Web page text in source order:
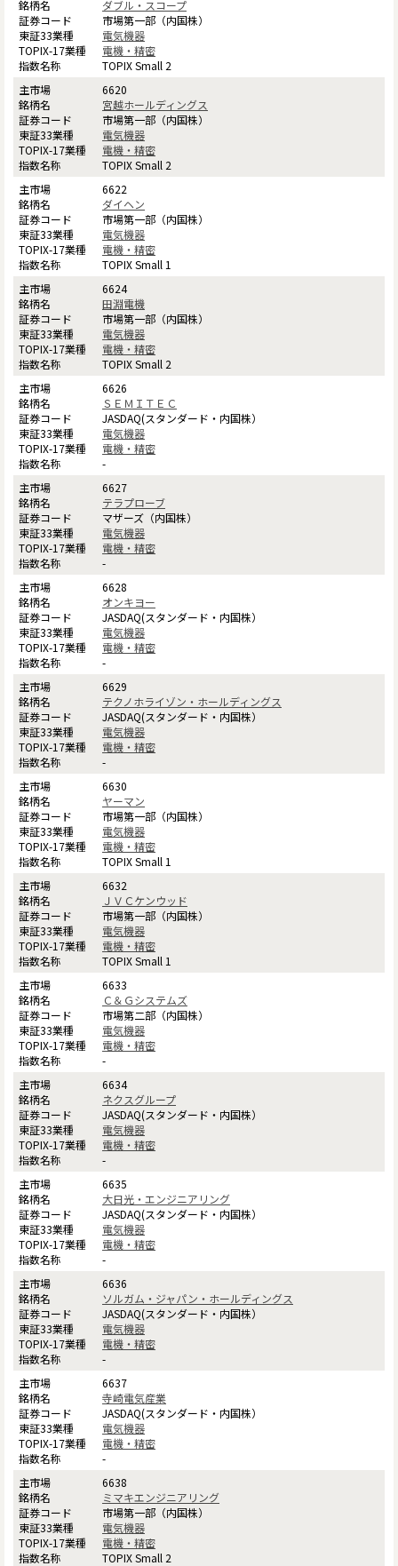
ダブル・スコープ
市場第一部（内国株）
電気機器
電機・精密
TOPIX Small 2
6620
宮越ホールディングス
市場第一部（内国株）
電気機器
電機・精密
TOPIX Small 2
6622
ダイヘン
市場第一部（内国株）
電気機器
電機・精密
TOPIX Small 1
6624
田淵電機
市場第一部（内国株）
電気機器
電機・精密
TOPIX Small 2
6626
ＳＥＭＩＴＥＣ
JASDAQ(スタンダード・内国株）
電気機器
電機・精密
-
6627
テラプローブ
マザーズ（内国株）
電気機器
電機・精密
-
6628
オンキヨー
JASDAQ(スタンダード・内国株）
電気機器
電機・精密
-
6629
テクノホライゾン・ホールディングス
JASDAQ(スタンダード・内国株）
電気機器
電機・精密
-
6630
ヤーマン
市場第一部（内国株）
電気機器
電機・精密
TOPIX Small 1
6632
ＪＶＣケンウッド
市場第一部（内国株）
電気機器
電機・精密
TOPIX Small 1
6633
Ｃ＆Ｇシステムズ
市場第二部（内国株）
電気機器
電機・精密
-
6634
ネクスグループ
JASDAQ(スタンダード・内国株）
電気機器
電機・精密
-
6635
大日光・エンジニアリング
JASDAQ(スタンダード・内国株）
電気機器
電機・精密
-
6636
ソルガム・ジャパン・ホールディングス
JASDAQ(スタンダード・内国株）
電気機器
電機・精密
-
6637
寺崎電気産業
JASDAQ(スタンダード・内国株）
電気機器
電機・精密
-
6638
ミマキエンジニアリング
市場第一部（内国株）
電気機器
電機・精密
TOPIX Small 2